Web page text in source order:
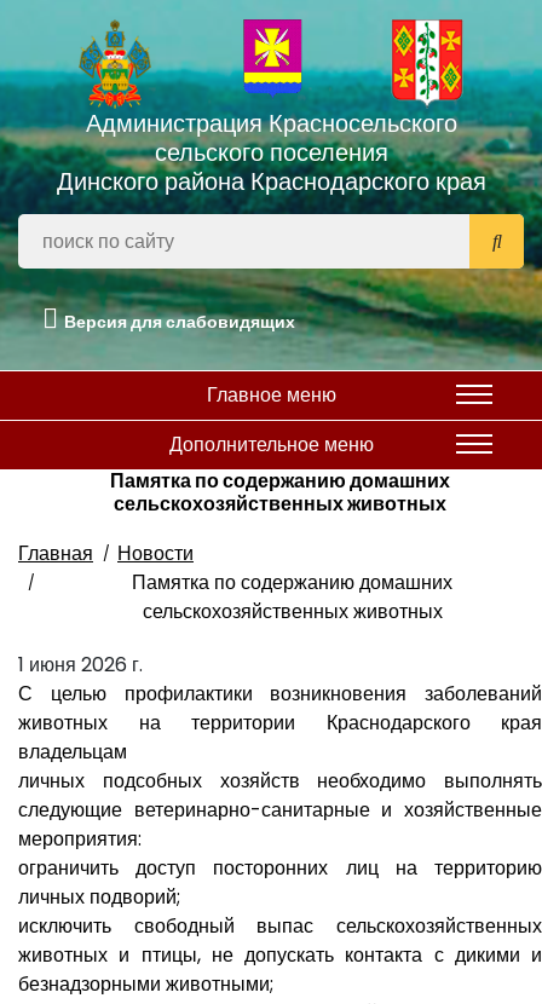
Администрация Красносельского
сельского поселения
Динского района Краснодарского края
Версия для слабовидящих
Главное меню
Дополнительное меню
Памятка по содержанию домашних
сельскохозяйственных животных
Главная
Новости
Памятка по содержанию домашних
сельскохозяйственных животных
1 июня 2026 г.
С целью профилактики возникновения заболеваний
животных на территории Краснодарского края
владельцам
личных подсобных хозяйств необходимо выполнять
следующие ветеринарно-санитарные и хозяйственные
мероприятия:
ограничить доступ посторонних лиц на территорию
личных подворий;
исключить свободный выпас сельскохозяйственных
животных и птицы, не допускать контакта с дикими и
безнадзорными животными;